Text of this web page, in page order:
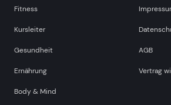
Fitness
Kursleiter
Gesundheit
Ernährung
Body & Mind
AGB
Vertrag